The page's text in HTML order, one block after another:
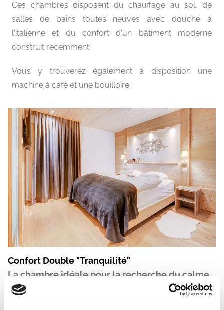
Ces chambres disposent du chauffage au sol, de
salles de bains toutes neuves avec douche à
l'italienne et du confort d'un bâtiment moderne
construit récemment.
Vous y trouverez également à disposition une
machine à café et une bouilloire.
Confort Double "Tranquilité"
La chambre idéale pour la recherche du calme